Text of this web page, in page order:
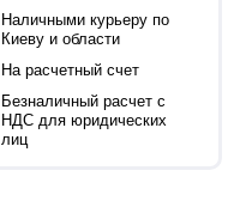
Наличными курьеру по
Киеву и области
На расчетный счет
Безналичный расчет с
НДС для юридических
лиц